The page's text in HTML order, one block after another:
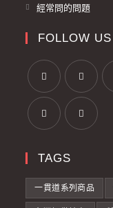
經常問的問題
FOLLOW US
TAGS
一貫道系列商品